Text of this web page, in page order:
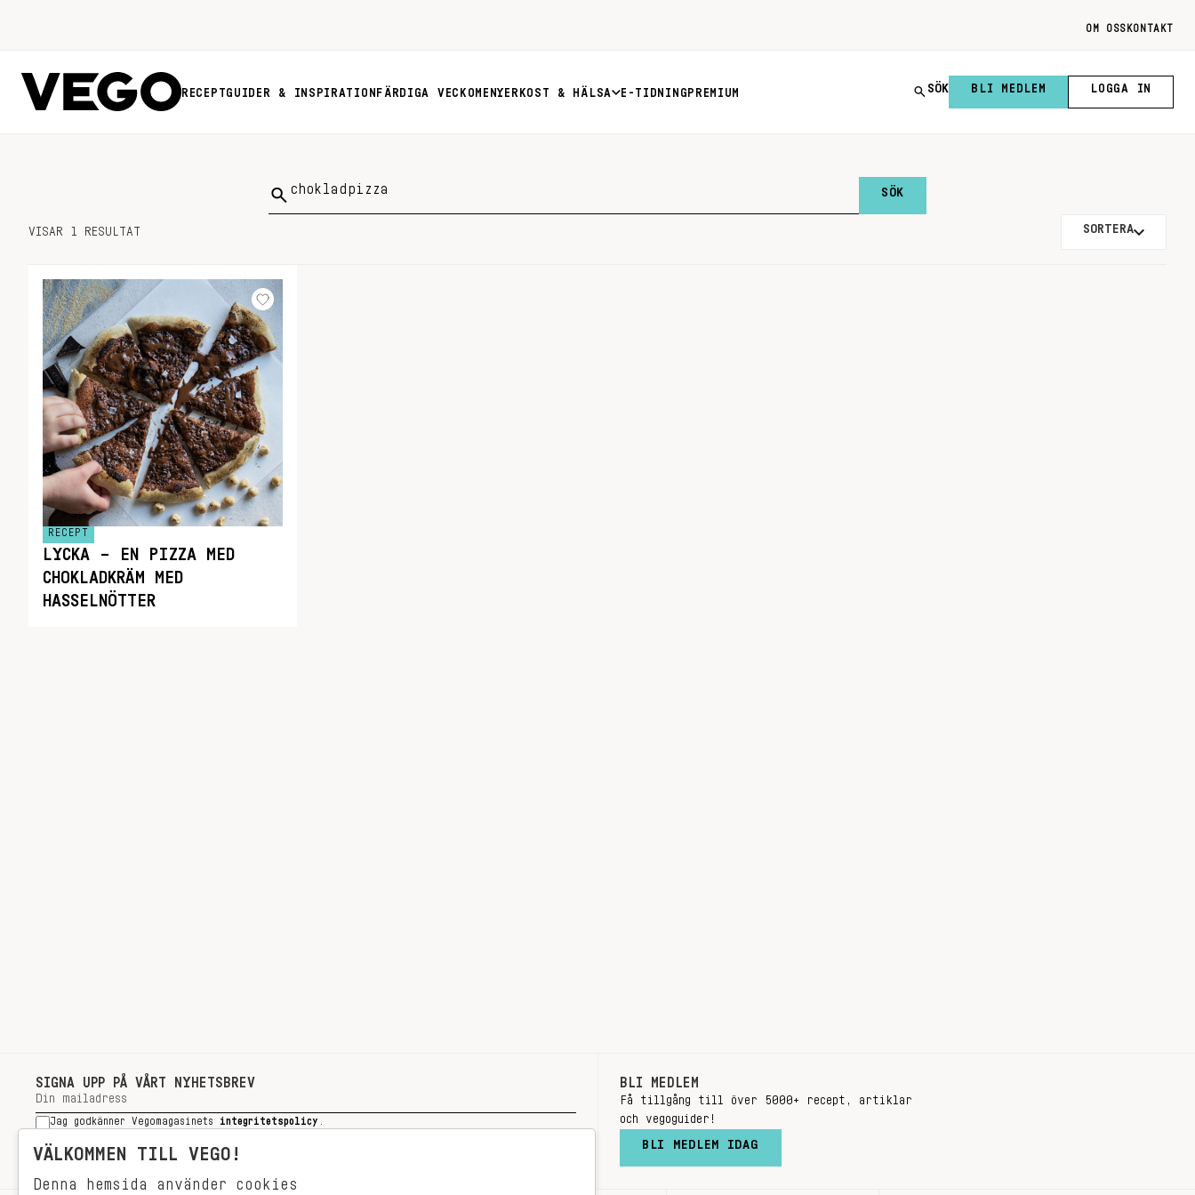
OM OSS KONTAKT
RECEPTGUIDER & INSPIRATION FÄRDIGA VECKOMENYER KOST & HÄLSA E-TIDNING PREMIUM SÖK BLI MEDLEM LOGGA IN
Sök
VISAR 1 RESULTAT SORTERA
RECEPT
LYCKA – EN PIZZA MED
CHOKLADKRÄM MED
HASSELNÖTTER
SIGNA UPP PÅ VÅRT NYHETSBREV
Jag godkänner Vegomagasinets integritetspolicy
SIGNA UPP
BLI MEDLEM
Få tillgång till över 5000+ recept, artiklar
och vegoguider!
BLI MEDLEM IDAG
VÄLKOMMEN TILL VEGO!
Denna hemsida använder cookies